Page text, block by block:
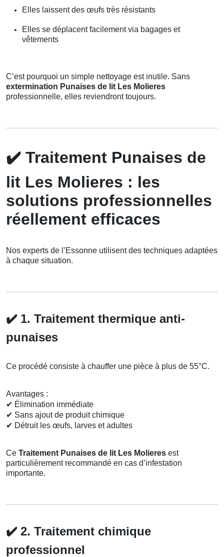
Elles laissent des œufs très résistants
Elles se déplacent facilement via bagages et
vêtements
C’est pourquoi un simple nettoyage est inutile. Sans
extermination Punaises de lit Les Molieres
professionnelle, elles reviendront toujours.
✔️ Traitement Punaises de
lit Les Molieres : les
solutions professionnelles
réellement efficaces
Nos experts de l’Essonne utilisent des techniques adaptées
à chaque situation.
✔️ 1. Traitement thermique anti-
punaises
Ce procédé consiste à chauffer une pièce à plus de 55°C.
Avantages :
✔ Élimination immédiate
✔ Sans ajout de produit chimique
✔ Détruit les œufs, larves et adultes
Ce Traitement Punaises de lit Les Molieres est
particulièrement recommandé en cas d’infestation
importante.
✔️ 2. Traitement chimique
professionnel